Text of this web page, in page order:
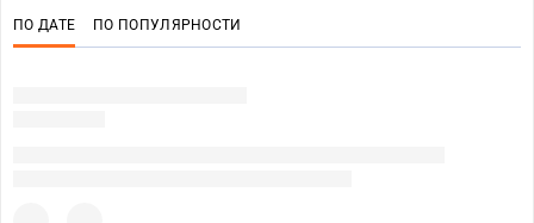
ПО ДАТЕ ПО ПОПУЛЯРНОСТИ